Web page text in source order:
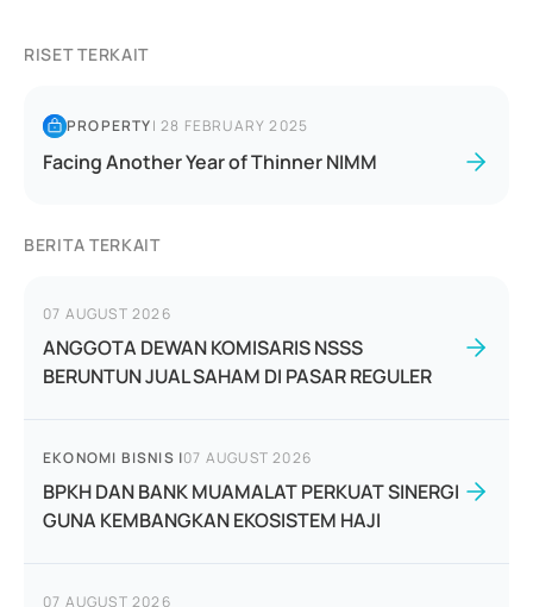
RISET TERKAIT
PROPERTY|28 FEBRUARY 2025
Facing Another Year of Thinner NIMM
BERITA TERKAIT
07 AUGUST 2026
ANGGOTA DEWAN KOMISARIS NSSS
BERUNTUN JUAL SAHAM DI PASAR REGULER
EKONOMI BISNIS |07 AUGUST 2026
BPKH DAN BANK MUAMALAT PERKUAT SINERGI
GUNA KEMBANGKAN EKOSISTEM HAJI
07 AUGUST 2026